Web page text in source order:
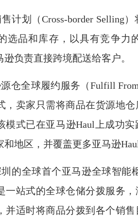
售计划（Cross-border Selling
选品和库存，以具有竞争力
负责直接跨境配送给客户。
源仓全球履约服务（Fulfill
，卖家只需将商品在货源地
模式已在亚马逊Haul上成功
地区，并覆盖更多亚马逊
圳的全球首个亚马逊全球智能
一站式的全球仓储分拨服务
并适时将商品分拨到各个销